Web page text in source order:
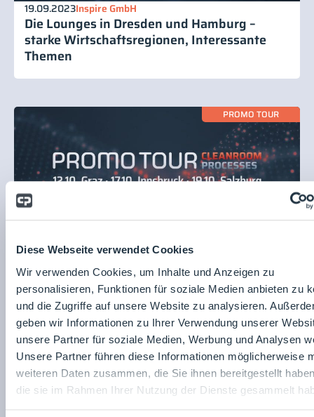
Diese Webseite verwendet Cookies
Wir verwenden Cookies, um Inhalte und Anzeigen zu
personalisieren, Funktionen für soziale Medien anbieten zu
und die Zugriffe auf unsere Website zu analysieren.
geben wir Informationen zu Ihrer Verwendung unserer
unsere Partner für soziale Medien, Werbung und Analysen
Unsere Partner führen diese Informationen möglicherweise
weiteren Daten zusammen, die Sie ihnen bereitgestellt
die sie im Rahmen Ihrer Nutzung der Dienste gesammelt
19.09.2023Inspire GmbH
Die Lounges in Dresden und Hamburg –
starke Wirtschaftsregionen, Interessante
Themen
PROMO TOUR
16.09.2023Inspire GmbH
PROMO TOUR 2023 Cleanroom and
Processes, Austria
FIRMENNEWS